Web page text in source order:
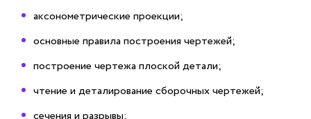
аксонометрические проекции;
основные правила построения чертежей;
построение чертежа плоской детали;
чтение и деталирование сборочных чертежей;
сечения и разрывы;